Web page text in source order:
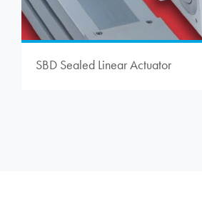
SBD Sealed Linear Actuator